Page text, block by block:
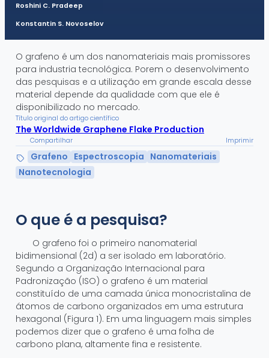
Roshini C. Pradeep
Konstantin S. Novoselov
O grafeno é um dos nanomateriais mais promissores
para industria tecnológica. Porem o desenvolvimento
das pesquisas e a utilização em grande escala desse
material depende da qualidade com que ele é
disponibilizado no mercado.
Título original do artigo científico
The Worldwide Graphene Flake Production
Compartilhar Imprimir
Grafeno Espectroscopia Nanomateriais
Nanotecnologia
O que é a pesquisa?
O grafeno foi o primeiro nanomaterial
bidimensional (2d) a ser isolado em laboratório.
Segundo a Organização Internacional para
Padronização (ISO) o grafeno é um material
constituído de uma camada única monocristalina de
átomos de carbono organizados em uma estrutura
hexagonal (Figura 1). Em uma linguagem mais simples
podemos dizer que o grafeno é uma folha de
carbono plana, altamente fina e resistente.